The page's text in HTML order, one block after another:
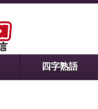
四字熟語